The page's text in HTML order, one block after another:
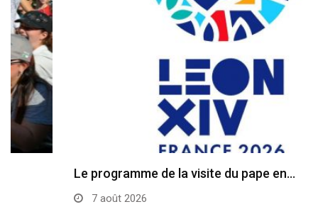
Le programme de la visite du pape en…
7 août 2026